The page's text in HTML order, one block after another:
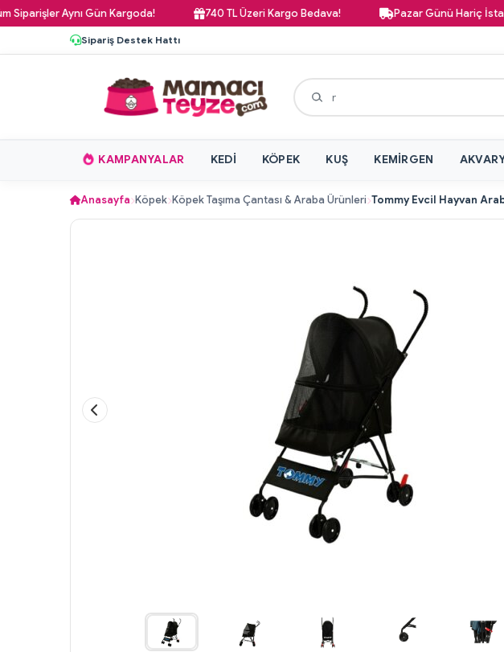
Aynı Gün Kargoda! 740 TL Üzeri Kargo Bedava! Pazar Günü Hariç İstanbul
Sipariş Destek Hattı
KAMPANYALAR KEDI KÖPEK KUŞ KEMIRGEN
Anasayfa Köpek Köpek Taşıma Çantası & Araba Ürünleri